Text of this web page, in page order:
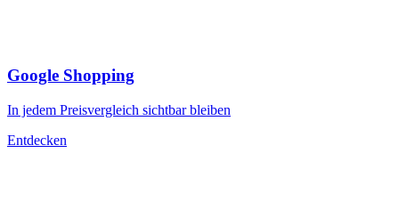
Google Shopping
In jedem Preisvergleich sichtbar bleiben
Entdecken